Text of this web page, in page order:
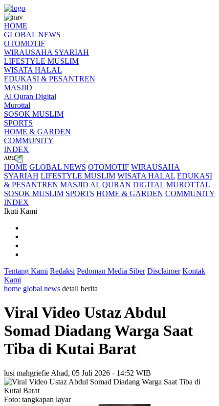
HOME
GLOBAL NEWS
OTOMOTIF
WIRAUSAHA SYARIAH
LIFESTYLE MUSLIM
WISATA HALAL
EDUKASI & PESANTREN
MASJID
Al Quran Digital
Murottal
SOSOK MUSLIM
SPORTS
HOME & GARDEN
COMMUNITY
INDEX
HOME GLOBAL NEWS OTOMOTIF WIRAUSAHA
SYARIAH LIFESTYLE MUSLIM WISATA HALAL EDUKASI
& PESANTREN MASJID AL QURAN DIGITAL MUROTTAL
SOSOK MUSLIM SPORTS HOME & GARDEN COMMUNITY
INDEX
Ikuti Kami
Tentang Kami Redaksi Pedoman Media Siber Disclaimer Kontak
Kami
home global news detail berita
Viral Video Ustaz Abdul
Somad Diadang Warga Saat
Tiba di Kutai Barat
lusi mahgriefie Ahad, 05 Juli 2026 - 14:52 WIB
Foto: tangkapan layar